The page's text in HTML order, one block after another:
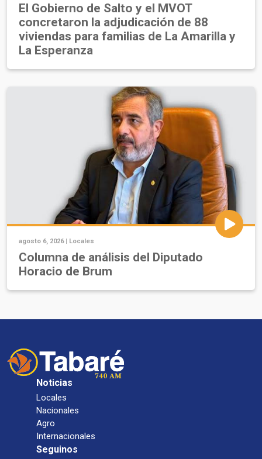
El Gobierno de Salto y el MVOT
concretaron la adjudicación de 88
viviendas para familias de La Amarilla y
La Esperanza
agosto 6, 2026 | Locales
Columna de análisis del Diputado
Horacio de Brum
Noticias
Locales
Nacionales
Agro
Internacionales
Seguinos